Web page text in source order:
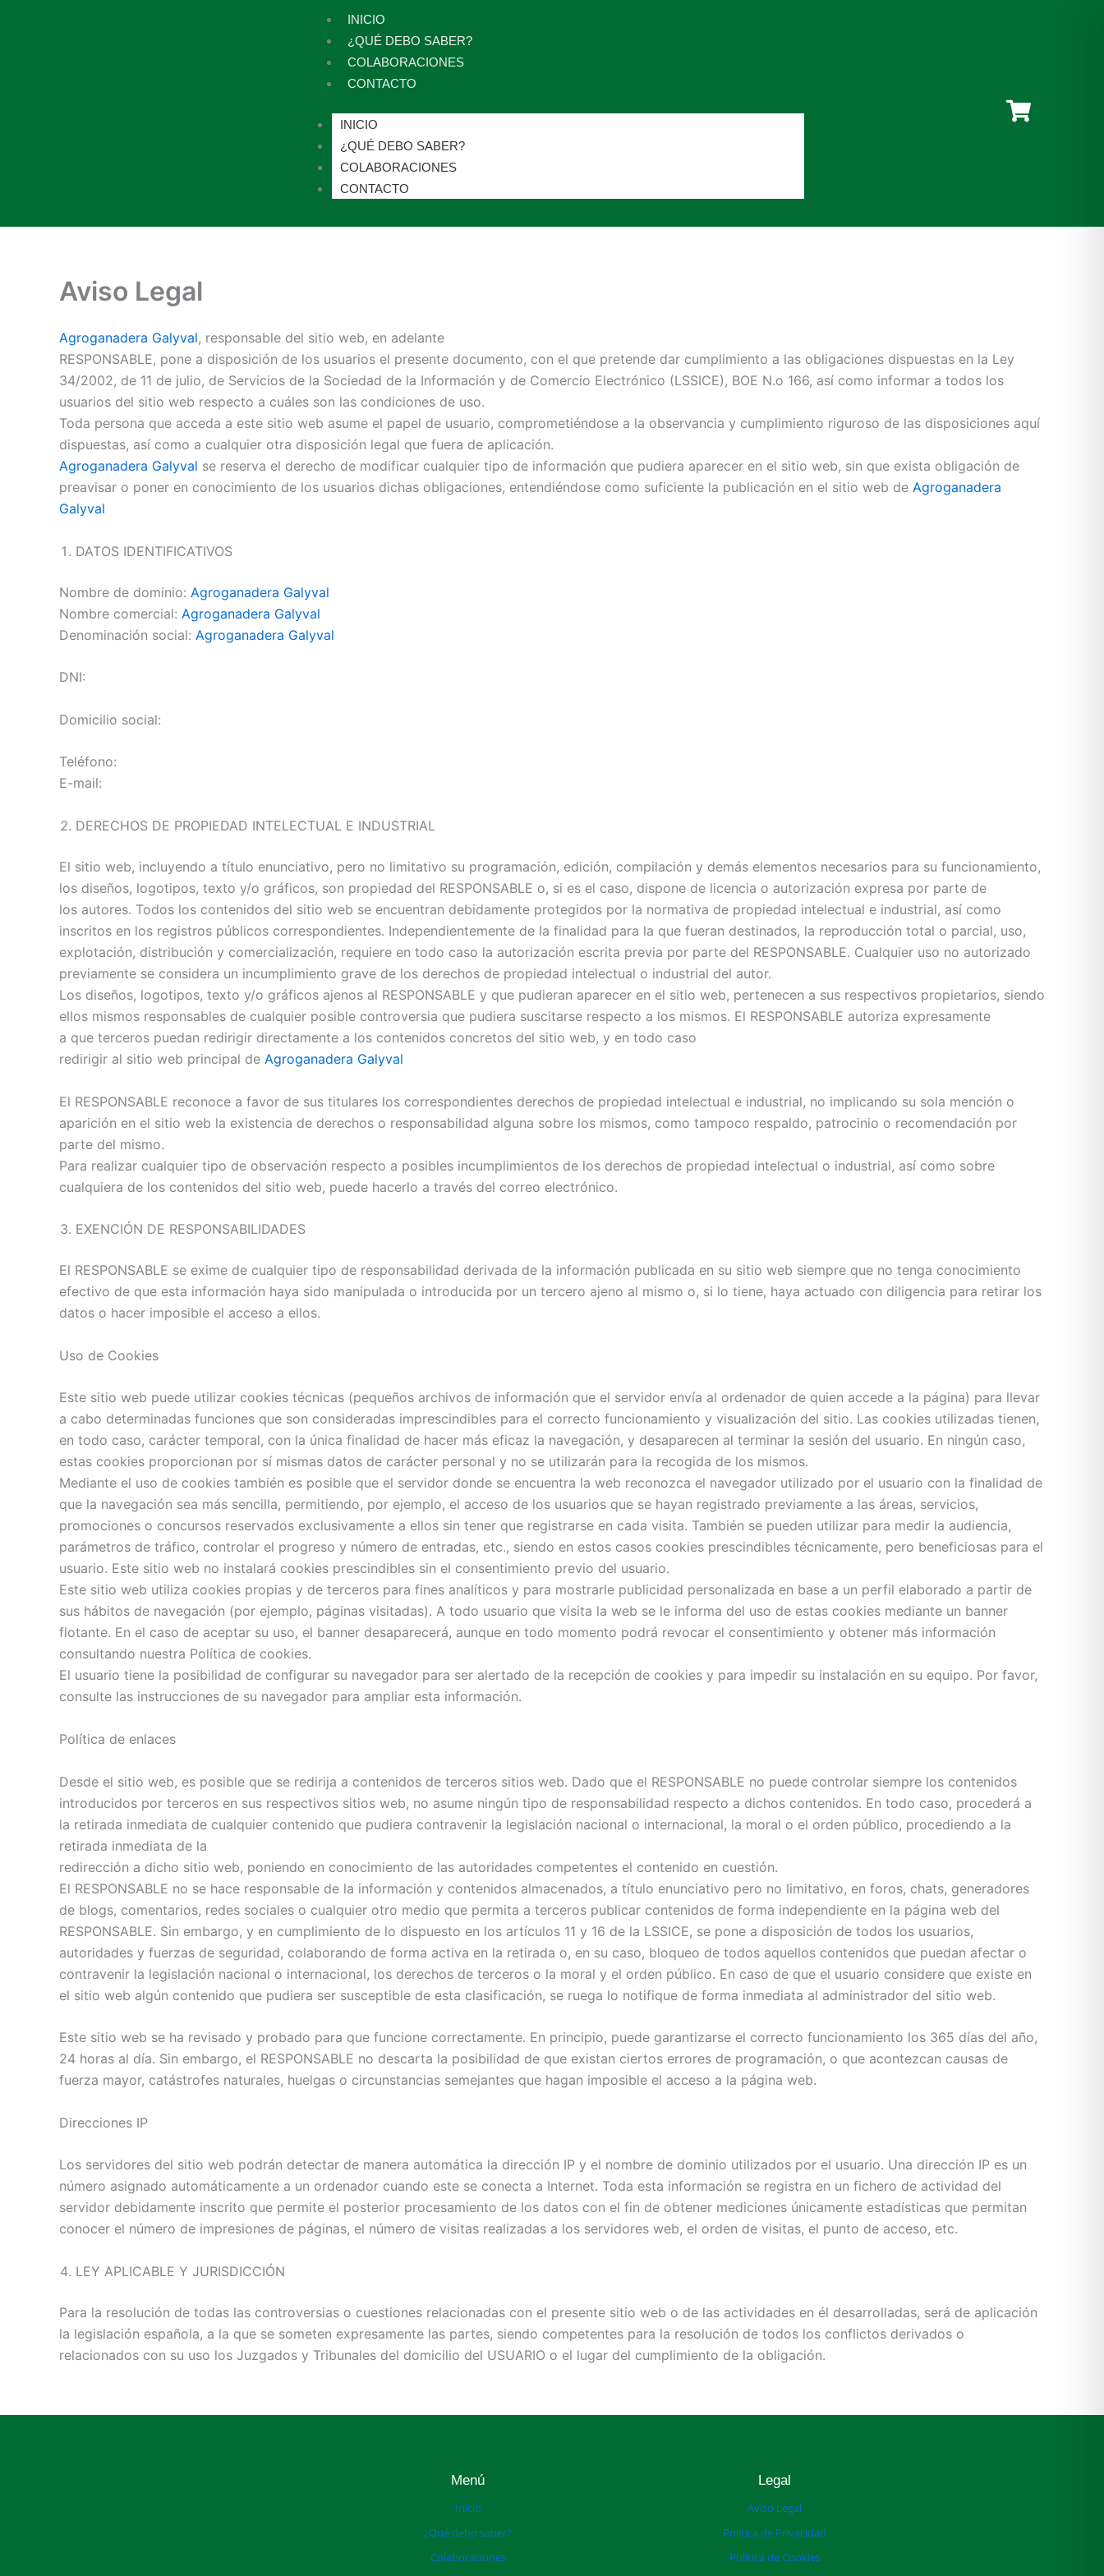
INICIO
¿QUÉ DEBO SABER?
COLABORACIONES
CONTACTO
INICIO
¿QUÉ DEBO SABER?
COLABORACIONES
CONTACTO
Aviso Legal
Agroganadera Galyval, responsable del sitio web, en adelante
RESPONSABLE, pone a disposición de los usuarios el presente documento, con el que pretende dar cumplimiento a las obligaciones dispuestas en la Ley
34/2002, de 11 de julio, de Servicios de la Sociedad de la Información y de Comercio Electrónico (LSSICE), BOE N.o 166, así como informar a todos los
usuarios del sitio web respecto a cuáles son las condiciones de uso.
Toda persona que acceda a este sitio web asume el papel de usuario, comprometiéndose a la observancia y cumplimiento riguroso de las disposiciones aquí
dispuestas, así como a cualquier otra disposición legal que fuera de aplicación.
Agroganadera Galyval se reserva el derecho de modificar cualquier tipo de información que pudiera aparecer en el sitio web, sin que exista obligación de
preavisar o poner en conocimiento de los usuarios dichas obligaciones, entendiéndose como suficiente la publicación en el sitio web de Agroganadera
Galyval
DATOS IDENTIFICATIVOS
Nombre de dominio: Agroganadera Galyval
Nombre comercial: Agroganadera Galyval
Denominación social: Agroganadera Galyval
DNI:
Domicilio social:
Teléfono:
E-mail:
DERECHOS DE PROPIEDAD INTELECTUAL E INDUSTRIAL
El sitio web, incluyendo a título enunciativo, pero no limitativo su programación, edición, compilación y demás elementos necesarios para su funcionamiento,
los diseños, logotipos, texto y/o gráficos, son propiedad del RESPONSABLE o, si es el caso, dispone de licencia o autorización expresa por parte de
los autores. Todos los contenidos del sitio web se encuentran debidamente protegidos por la normativa de propiedad intelectual e industrial, así como
inscritos en los registros públicos correspondientes. Independientemente de la finalidad para la que fueran destinados, la reproducción total o parcial, uso,
explotación, distribución y comercialización, requiere en todo caso la autorización escrita previa por parte del RESPONSABLE. Cualquier uso no autorizado
previamente se considera un incumplimiento grave de los derechos de propiedad intelectual o industrial del autor.
Los diseños, logotipos, texto y/o gráficos ajenos al RESPONSABLE y que pudieran aparecer en el sitio web, pertenecen a sus respectivos propietarios, siendo
ellos mismos responsables de cualquier posible controversia que pudiera suscitarse respecto a los mismos. El RESPONSABLE autoriza expresamente
a que terceros puedan redirigir directamente a los contenidos concretos del sitio web, y en todo caso
redirigir al sitio web principal de Agroganadera Galyval
El RESPONSABLE reconoce a favor de sus titulares los correspondientes derechos de propiedad intelectual e industrial, no implicando su sola mención o
aparición en el sitio web la existencia de derechos o responsabilidad alguna sobre los mismos, como tampoco respaldo, patrocinio o recomendación por
parte del mismo.
Para realizar cualquier tipo de observación respecto a posibles incumplimientos de los derechos de propiedad intelectual o industrial, así como sobre
cualquiera de los contenidos del sitio web, puede hacerlo a través del correo electrónico.
EXENCIÓN DE RESPONSABILIDADES
El RESPONSABLE se exime de cualquier tipo de responsabilidad derivada de la información publicada en su sitio web siempre que no tenga conocimiento
efectivo de que esta información haya sido manipulada o introducida por un tercero ajeno al mismo o, si lo tiene, haya actuado con diligencia para retirar los
datos o hacer imposible el acceso a ellos.
Uso de Cookies
Este sitio web puede utilizar cookies técnicas (pequeños archivos de información que el servidor envía al ordenador de quien accede a la página) para llevar
a cabo determinadas funciones que son consideradas imprescindibles para el correcto funcionamiento y visualización del sitio. Las cookies utilizadas tienen,
en todo caso, carácter temporal, con la única finalidad de hacer más eficaz la navegación, y desaparecen al terminar la sesión del usuario. En ningún caso,
estas cookies proporcionan por sí mismas datos de carácter personal y no se utilizarán para la recogida de los mismos.
Mediante el uso de cookies también es posible que el servidor donde se encuentra la web reconozca el navegador utilizado por el usuario con la finalidad de
que la navegación sea más sencilla, permitiendo, por ejemplo, el acceso de los usuarios que se hayan registrado previamente a las áreas, servicios,
promociones o concursos reservados exclusivamente a ellos sin tener que registrarse en cada visita. También se pueden utilizar para medir la audiencia,
parámetros de tráfico, controlar el progreso y número de entradas, etc., siendo en estos casos cookies prescindibles técnicamente, pero beneficiosas para el
usuario. Este sitio web no instalará cookies prescindibles sin el consentimiento previo del usuario.
Este sitio web utiliza cookies propias y de terceros para fines analíticos y para mostrarle publicidad personalizada en base a un perfil elaborado a partir de
sus hábitos de navegación (por ejemplo, páginas visitadas). A todo usuario que visita la web se le informa del uso de estas cookies mediante un banner
flotante. En el caso de aceptar su uso, el banner desaparecerá, aunque en todo momento podrá revocar el consentimiento y obtener más información
consultando nuestra Política de cookies.
El usuario tiene la posibilidad de configurar su navegador para ser alertado de la recepción de cookies y para impedir su instalación en su equipo. Por favor,
consulte las instrucciones de su navegador para ampliar esta información.
Política de enlaces
Desde el sitio web, es posible que se redirija a contenidos de terceros sitios web. Dado que el RESPONSABLE no puede controlar siempre los contenidos
introducidos por terceros en sus respectivos sitios web, no asume ningún tipo de responsabilidad respecto a dichos contenidos. En todo caso, procederá a
la retirada inmediata de cualquier contenido que pudiera contravenir la legislación nacional o internacional, la moral o el orden público, procediendo a la
retirada inmediata de la
redirección a dicho sitio web, poniendo en conocimiento de las autoridades competentes el contenido en cuestión.
El RESPONSABLE no se hace responsable de la información y contenidos almacenados, a título enunciativo pero no limitativo, en foros, chats, generadores
de blogs, comentarios, redes sociales o cualquier otro medio que permita a terceros publicar contenidos de forma independiente en la página web del
RESPONSABLE. Sin embargo, y en cumplimiento de lo dispuesto en los artículos 11 y 16 de la LSSICE, se pone a disposición de todos los usuarios,
autoridades y fuerzas de seguridad, colaborando de forma activa en la retirada o, en su caso, bloqueo de todos aquellos contenidos que puedan afectar o
contravenir la legislación nacional o internacional, los derechos de terceros o la moral y el orden público. En caso de que el usuario considere que existe en
el sitio web algún contenido que pudiera ser susceptible de esta clasificación, se ruega lo notifique de forma inmediata al administrador del sitio web.
Este sitio web se ha revisado y probado para que funcione correctamente. En principio, puede garantizarse el correcto funcionamiento los 365 días del año,
24 horas al día. Sin embargo, el RESPONSABLE no descarta la posibilidad de que existan ciertos errores de programación, o que acontezcan causas de
fuerza mayor, catástrofes naturales, huelgas o circunstancias semejantes que hagan imposible el acceso a la página web.
Direcciones IP
Los servidores del sitio web podrán detectar de manera automática la dirección IP y el nombre de dominio utilizados por el usuario. Una dirección IP es un
número asignado automáticamente a un ordenador cuando este se conecta a Internet. Toda esta información se registra en un fichero de actividad del
servidor debidamente inscrito que permite el posterior procesamiento de los datos con el fin de obtener mediciones únicamente estadísticas que permitan
conocer el número de impresiones de páginas, el número de visitas realizadas a los servidores web, el orden de visitas, el punto de acceso, etc.
LEY APLICABLE Y JURISDICCIÓN
Para la resolución de todas las controversias o cuestiones relacionadas con el presente sitio web o de las actividades en él desarrolladas, será de aplicación
la legislación española, a la que se someten expresamente las partes, siendo competentes para la resolución de todos los conflictos derivados o
relacionados con su uso los Juzgados y Tribunales del domicilio del USUARIO o el lugar del cumplimiento de la obligación.
Menú
Inicio
¿Qué debo saber?
Colaboraciones
Legal
Aviso Legal
Política de Privacidad
Política de Cookies